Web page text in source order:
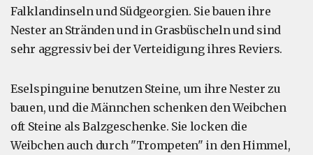
Falklandinseln und Südgeorgien. Sie bauen ihre
Nester an Stränden und in Grasbüscheln und sind
sehr aggressiv bei der Verteidigung ihres Reviers.
Eselspinguine benutzen Steine, um ihre Nester zu
bauen, und die Männchen schenken den Weibchen
oft Steine als Balzgeschenke. Sie locken die
Weibchen auch durch "Trompeten" in den Himmel,